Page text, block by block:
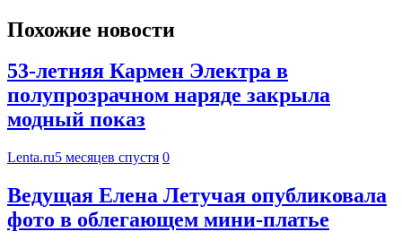
Похожие новости
53-летняя Кармен Электра в
полупрозрачном наряде закрыла
модный показ
Lenta.ru5 месяцев спустя 0
Ведущая Елена Летучая опубликовала
фото в облегающем мини-платье